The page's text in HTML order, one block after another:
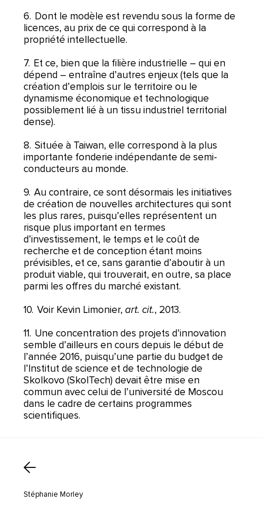
6. Dont le modèle est revendu sous la forme de
licences, au prix de ce qui correspond à la
propriété intellectuelle.
7. Et ce, bien que la filière industrielle – qui en
dépend – entraîne d’autres enjeux (tels que la
création d’emplois sur le territoire ou le
dynamisme économique et technologique
possiblement lié à un tissu industriel territorial
dense).
8. Située à Taiwan, elle correspond à la plus
importante fonderie indépendante de semi-
conducteurs au monde.
9. Au contraire, ce sont désormais les initiatives
de création de nouvelles architectures qui sont
les plus rares, puisqu’elles représentent un
risque plus important en termes
d’investissement, le temps et le coût de
recherche et de conception étant moins
prévisibles, et ce, sans garantie d’aboutir à un
produit viable, qui trouverait, en outre, sa place
parmi les offres du marché existant.
10. Voir Kevin Limonier, art. cit., 2013.
11. Une concentration des projets d’innovation
semble d’ailleurs en cours depuis le début de
l’année 2016, puisqu’une partie du budget de
l’Institut de science et de technologie de
Skolkovo (SkolTech) devait être mise en
commun avec celui de l’université de Moscou
dans le cadre de certains programmes
scientifiques.
Stéphanie Morley